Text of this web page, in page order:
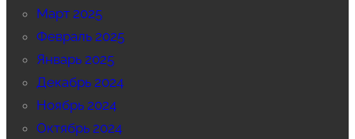
Март 2025
Февраль 2025
Январь 2025
Декабрь 2024
Ноябрь 2024
Октябрь 2024